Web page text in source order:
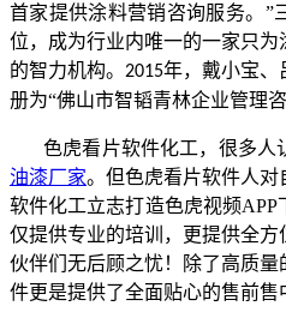
首家提供涂料营销咨询服务。”
位，成为行业内唯一的一家只
的智力机构。 2015年，戴小宝、
册为“佛山市智韬青林企业管理咨
色虎看片软件化工，很多人
油漆厂家。但色虎看片软件人对
软件化工立志打造色虎视频
仅提供专业的培训，更提供全
伙伴们无后顾之忧！除了高质
件更是提供了全面贴心的售前售